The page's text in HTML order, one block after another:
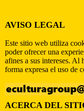
AVISO LEGAL
Este sitio web utiliza
poder ofrecer una
afines a sus intereses. Al
forma expresa el uso de
ACERCA DEL